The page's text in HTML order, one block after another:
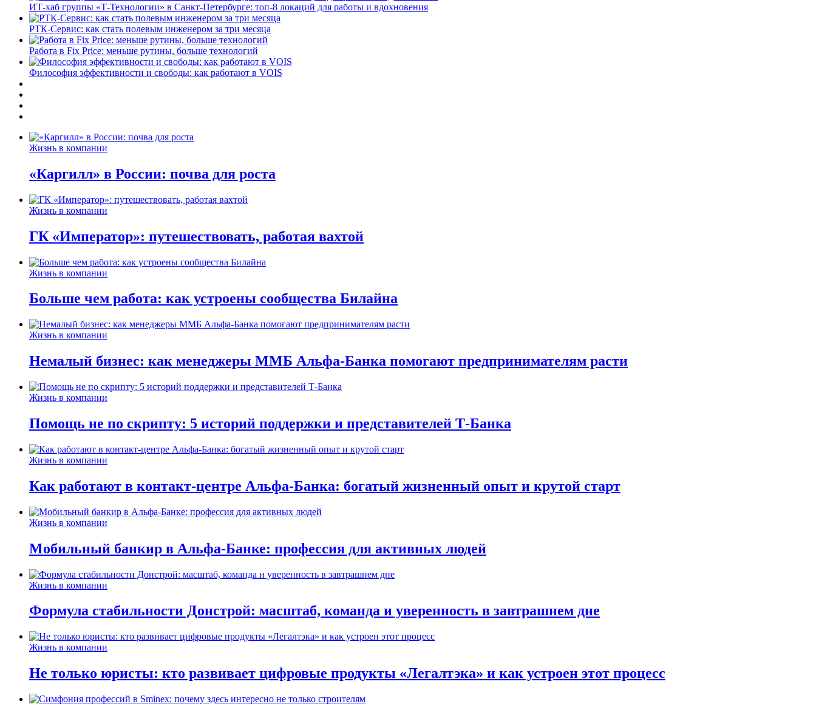
ИТ-хаб группы «Т-Технологии» в Санкт-Петербурге: топ-8 локаций для работы и вдохновения
РТК-Сервис: как стать полевым инженером за три месяца
Работа в Fix Price: меньше рутины, больше технологий
Философия эффективности и свободы: как работают в VOIS
Жизнь в компании
«Каргилл» в России: почва для роста
Жизнь в компании
ГК «Император»: путешествовать, работая вахтой
Жизнь в компании
Больше чем работа: как устроены сообщества Билайна
Жизнь в компании
Немалый бизнес: как менеджеры ММБ Альфа-Банка помогают предпринимателям расти
Жизнь в компании
Помощь не по скрипту: 5 историй поддержки и представителей Т-Банка
Жизнь в компании
Как работают в контакт-центре Альфа-Банка: богатый жизненный опыт и крутой старт
Жизнь в компании
Мобильный банкир в Альфа-Банке: профессия для активных людей
Жизнь в компании
Формула стабильности Донстрой: масштаб, команда и уверенность в завтрашнем дне
Жизнь в компании
Не только юристы: кто развивает цифровые продукты «Легалтэка» и как устроен этот процесс